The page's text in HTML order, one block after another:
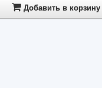
Добавить в корзину